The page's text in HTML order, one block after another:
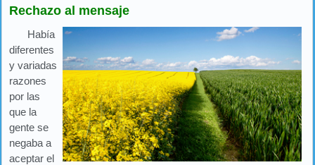
Rechazo al mensaje
Había
diferentes
y variadas
razones
por las
que la
gente se
negaba a
aceptar el